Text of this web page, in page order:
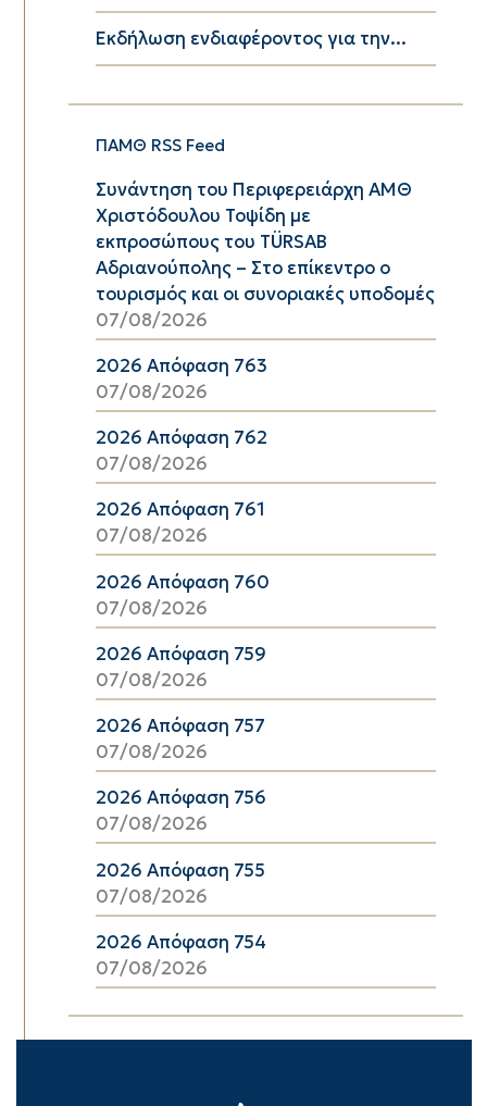
Εκδήλωση ενδιαφέροντος για την...
ΠΑΜΘ RSS Feed
Συνάντηση του Περιφερειάρχη ΑΜΘ
Χριστόδουλου Τοψίδη με
εκπροσώπους του TÜRSAB
Αδριανούπολης – Στο επίκεντρο ο
τουρισμός και οι συνοριακές υποδομές
07/08/2026
2026 Απόφαση 763
07/08/2026
2026 Απόφαση 762
07/08/2026
2026 Απόφαση 761
07/08/2026
2026 Απόφαση 760
07/08/2026
2026 Απόφαση 759
07/08/2026
2026 Απόφαση 757
07/08/2026
2026 Απόφαση 756
07/08/2026
2026 Απόφαση 755
07/08/2026
2026 Απόφαση 754
07/08/2026